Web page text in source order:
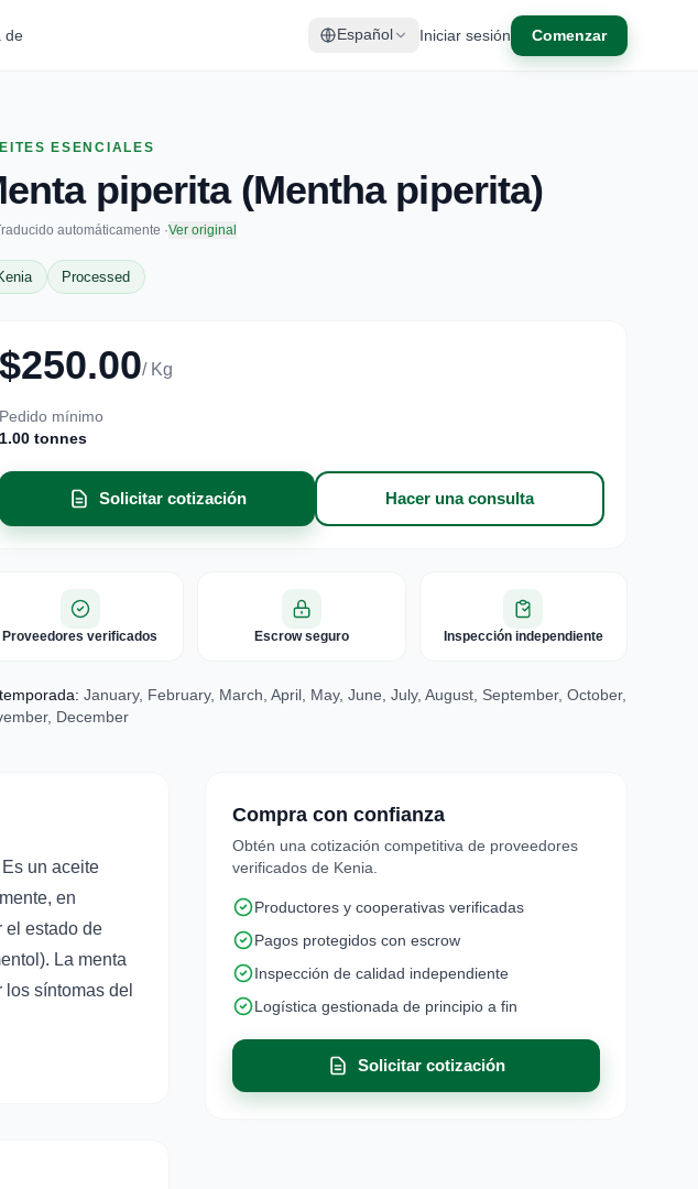
de Español Iniciar sesión Comenzar
ESENCIALES
piperita (Mentha piperita)
automáticamente ·Ver original
Processed
$250.00/ Kg
Pedido mínimo
1.00 tonnes
Solicitar cotización Hacer una consulta
Proveedores verificados Escrow seguro Inspección independiente
January, February, March, April, May, June, July, August, September, October,
December
un aceite
en
el estado de
La menta
síntomas del
Compra con confianza
Obtén una cotización competitiva de proveedores
verificados de Kenia.
Productores y cooperativas verificadas
Pagos protegidos con escrow
Inspección de calidad independiente
Logística gestionada de principio a fin
Solicitar cotización